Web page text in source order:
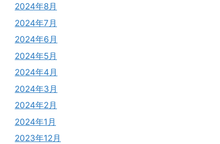
2024年8月
2024年7月
2024年6月
2024年5月
2024年4月
2024年3月
2024年2月
2024年1月
2023年12月